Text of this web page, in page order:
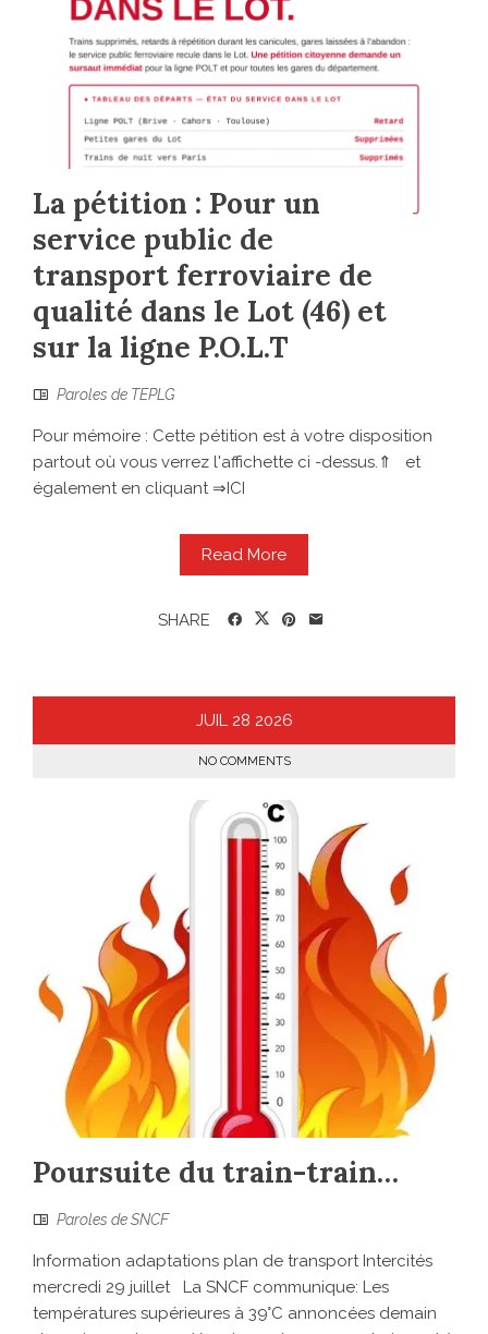
La pétition : Pour un
service public de
transport ferroviaire de
qualité dans le Lot (46) et
sur la ligne P.O.L.T
Paroles de TEPLG
Pour mémoire : Cette pétition est à votre disposition
partout où vous verrez l'affichette ci -dessus.⇑ et
également en cliquant ⇒ICI
Read More
SHARE
JUIL 28 2026
NO COMMENTS
Poursuite du train-train…
Paroles de SNCF
Information adaptations plan de transport Intercités
mercredi 29 juillet La SNCF communique: Les
températures supérieures à 39°C annoncées demain